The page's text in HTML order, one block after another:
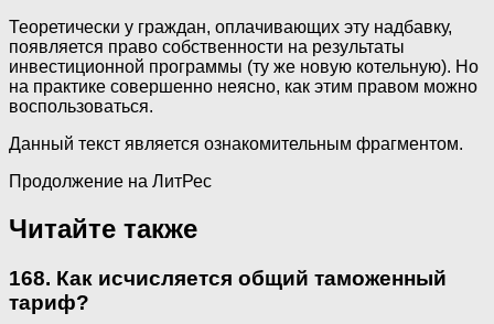
Теоретически у граждан, оплачивающих эту надбавку,
появляется право собственности на результаты
инвестиционной программы (ту же новую котельную). Но
на практике совершенно неясно, как этим правом можно
воспользоваться.
Данный текст является ознакомительным фрагментом.
Продолжение на ЛитРес
Читайте также
168. Как исчисляется общий таможенный
тариф?